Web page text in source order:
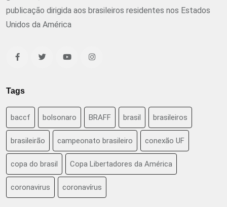
publicação dirigida aos brasileiros residentes nos Estados
Unidos da América
Tags
baccf bolsonaro BRAFF brasil brasileiros
brasileirão campeonato brasileiro conexão UF
copa do brasil Copa Libertadores da América
coronavirus coronavírus